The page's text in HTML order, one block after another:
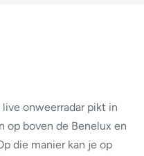
live onweerradar pikt in
op boven de Benelux en
die manier kan je op